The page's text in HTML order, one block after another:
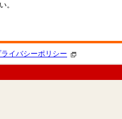
。
イバシーポリシー